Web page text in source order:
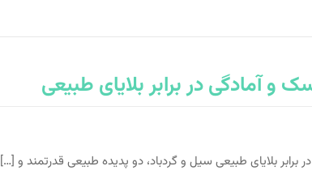
و آمادگی در برابر بلایای طبیعی
بلایای طبیعی سیل و گردباد، دو پدیده طبیعی قدرتمند و […]